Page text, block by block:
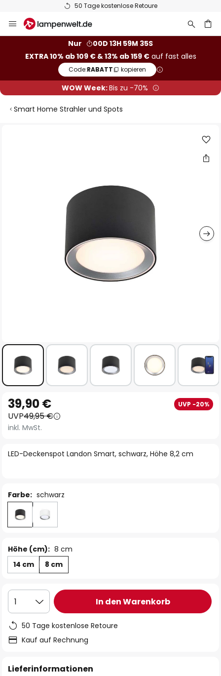
50 Tage kostenlose Retoure
Inhalt
Nur
00D 13H 59M 34S
EXTRA 10% ab 109 € & 13% ab 159 €auf fast alles
Code:RABATT kopieren
WOW Week:Bis zu -70%
Smart Home Strahler und Spots
Anfang
der
Bildgalerie
LED-Deckenspot Landon Smart, schwarz, Höhe 8,2 cm
39,90 € UVP -20%
UVP49,95 €
inkl. MwSt.
Farbe: schwarz
Höhe (cm): 8 cm
14 cm
8 cm
1 In den Warenkorb
50 Tage kostenlose Retoure
Kauf auf Rechnung
Lieferinformationen